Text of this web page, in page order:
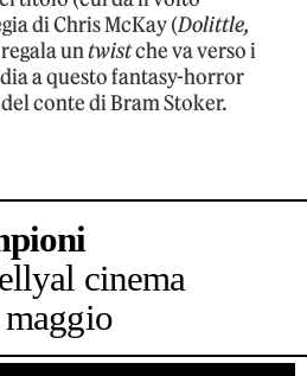
di Chris McKay (Dolittle,
untwistche va verso i
a questo fantasy-horror
conte di Bram Stoker.
al cinema